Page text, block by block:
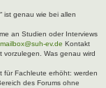
ist genau wie bei allen
an Studien oder Interviews
mailbox@suh-ev.de Kontakt
vorzulegen. Was genau wird
für Fachleute erhöht: werden
des Forums ohne